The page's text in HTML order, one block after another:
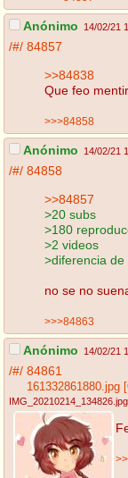
Anónimo 14/02/21
/#/ 84857
>>84838
Que feo
>>>84858
Anónimo 14/02/21
/#/ 84858
>>84857
>20 subs
>180
>2 videos
>diferencia
no se no
>>>84863
Anónimo 14/02/21
/#/ 84861
161332861880.jpg
IMG_20210214_134826.jpg